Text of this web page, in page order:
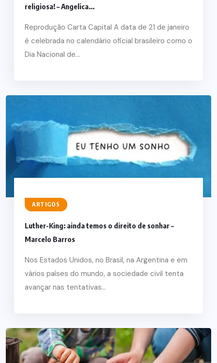
religiosa! – Angelica...
Reprodução Carta Capital A data de 21 de janeiro
é celebrada no calendário oficial brasileiro como o
Dia Nacional de...
ARTIGOS
Luther-King: ainda temos o direito de sonhar –
Marcelo Barros
Nos Estados Unidos, no Brasil, na Argentina e em
vários países do mundo, a sociedade civil tenta
avançar nas tentativas...